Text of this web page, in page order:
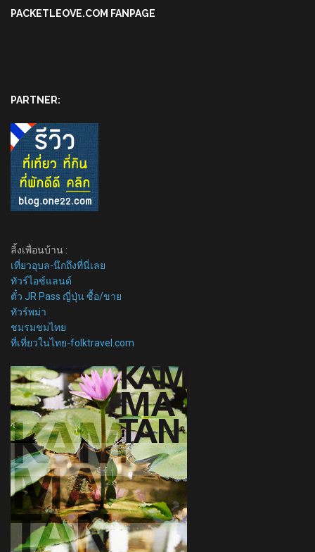
PACKETLEOVE.COM FANPAGE
PARTNER:
ลิ้งเพื่อนบ้าน :
เที่ยวอุบล-นึกถึงที่นี่เลย
ทัวร์ไอซ์แลนด์
ตั๋ว JR Pass ญี่ปุ่น ซื้อ/ขาย
ทัวร์พม่า
ชมรมชมไทย
ที่เที่ยวในไทย-folktravel.com